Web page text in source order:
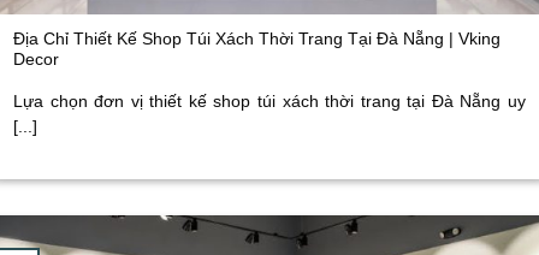
Địa Chỉ Thiết Kế Shop Túi Xách Thời Trang Tại Đà Nẵng | Vking
Decor
Lựa chọn đơn vị thiết kế shop túi xách thời trang tại Đà Nẵng uy
[...]